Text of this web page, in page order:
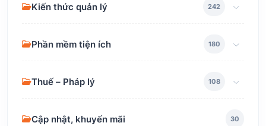
Kiến thức quản lý 242
Phần mềm tiện ích 180
Thuế – Pháp lý 108
Cập nhật, khuyến mãi 30